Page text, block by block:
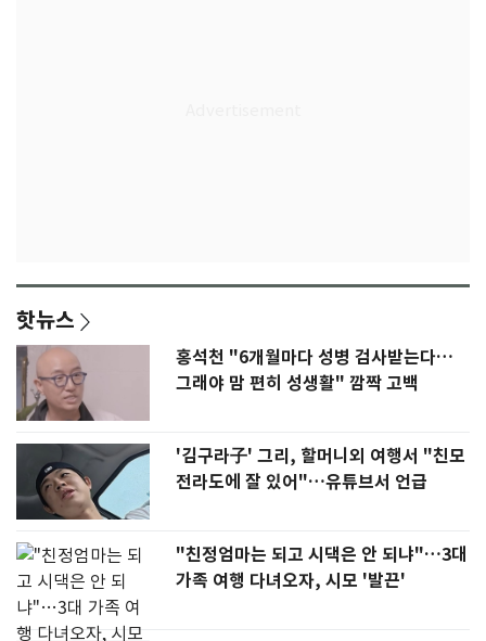
핫뉴스
홍석천 "6개월마다 성병 검사받는다…
그래야 맘 편히 성생활" 깜짝 고백
'김구라子' 그리, 할머니외 여행서 "친모
전라도에 잘 있어"…유튜브서 언급
"친정엄마는 되고 시댁은 안 되냐"…3대
가족 여행 다녀오자, 시모 '발끈'